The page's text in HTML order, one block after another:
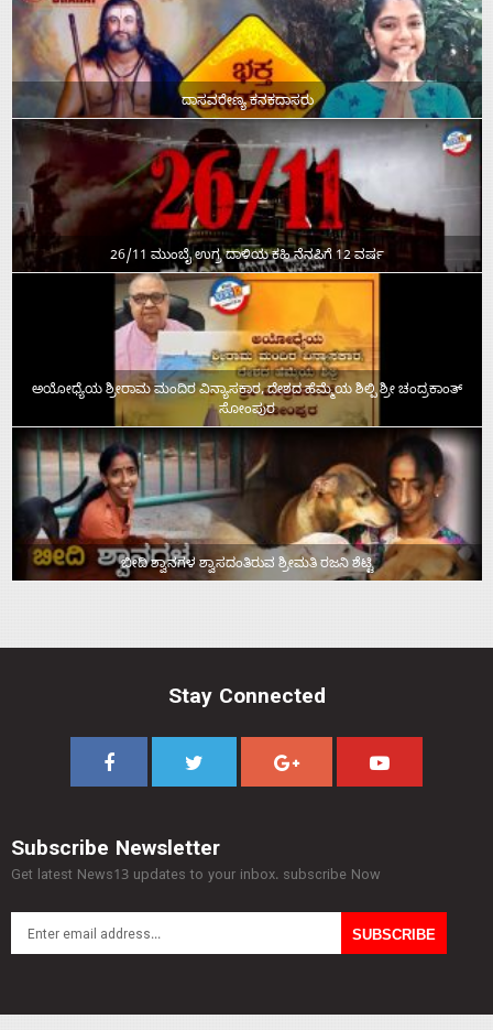
ದಾಸವರೇಣ್ಯ ಕನಕದಾಸರು
26/11 ಮುಂಬೈ ಉಗ್ರ ದಾಳಿಯ ಕಹಿ ನೆನಪಿಗೆ 12 ವರ್ಷ
ಅಯೋಧ್ಯೆಯ ಶ್ರೀರಾಮ ಮಂದಿರ ವಿನ್ಯಾಸಕಾರ, ದೇಶದ ಹೆಮ್ಮೆಯ ಶಿಲ್ಪಿ ಶ್ರೀ ಚಂದ್ರಕಾಂತ್‌
ಸೋಂಪುರ
ಬೀದಿ ಶ್ವಾನಗಳ ಶ್ವಾಸದಂತಿರುವ ಶ್ರೀಮತಿ ರಜನಿ ಶೆಟ್ಟಿ
Stay Connected
Subscribe Newsletter
Get latest News13 updates to your inbox. subscribe Now